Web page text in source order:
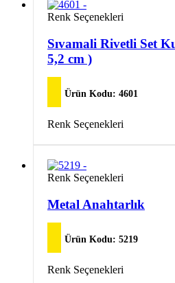
varyasyonu
var.
Seçenekler
ürün
sayfasından
Bu
birden
fazla
varyasyonu
var.
Seçenekler
seçilebilir
Renk Seçenekleri
Sıvamali Rivetli Set
5,2 cm )
Ürün Kodu: 4601
Bu
birden
fazla
varyasyonu
var.
Seçenekler
ürün
sayfasından
seçilebilir
Renk Seçenekleri
Bu
birden
fazla
varyasyonu
Seçenekler
ürün
sayfasından
Renk Seçenekleri
Metal Anahtarlık
Ürün Kodu: 5219
Bu
Renk Seçenekleri